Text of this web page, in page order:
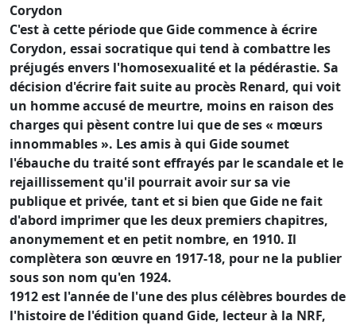
Corydon
C'est à cette période que Gide commence à écrire
Corydon, essai socratique qui tend à combattre les
préjugés envers l'homosexualité et la pédérastie. Sa
décision d'écrire fait suite au procès Renard, qui voit
un homme accusé de meurtre, moins en raison des
charges qui pèsent contre lui que de ses « mœurs
innommables ». Les amis à qui Gide soumet
l'ébauche du traité sont effrayés par le scandale et le
rejaillissement qu'il pourrait avoir sur sa vie
publique et privée, tant et si bien que Gide ne fait
d'abord imprimer que les deux premiers chapitres,
anonymement et en petit nombre, en 1910. Il
complètera son œuvre en 1917-18, pour ne la publier
sous son nom qu'en 1924.
1912 est l'année de l'une des plus célèbres bourdes de
l'histoire de l'édition quand Gide, lecteur à la NRF,